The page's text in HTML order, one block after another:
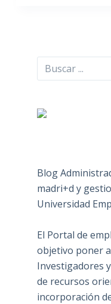
Buscar
Blog
madri+d y
Universidad
El Portal de
objetivo poner
Investigadores
de recursos
incorporación